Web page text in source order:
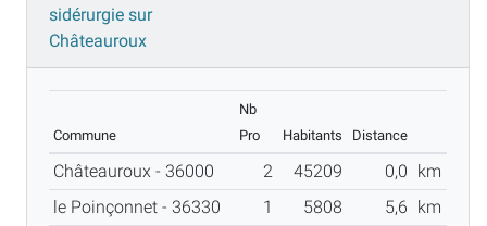
sidérurgie sur
Châteauroux
Commune
Nb
Pro
Habitants Distance
Châteauroux - 36000 2 45209 0,0 km
le Poinçonnet - 36330
1 5808 5,6 km